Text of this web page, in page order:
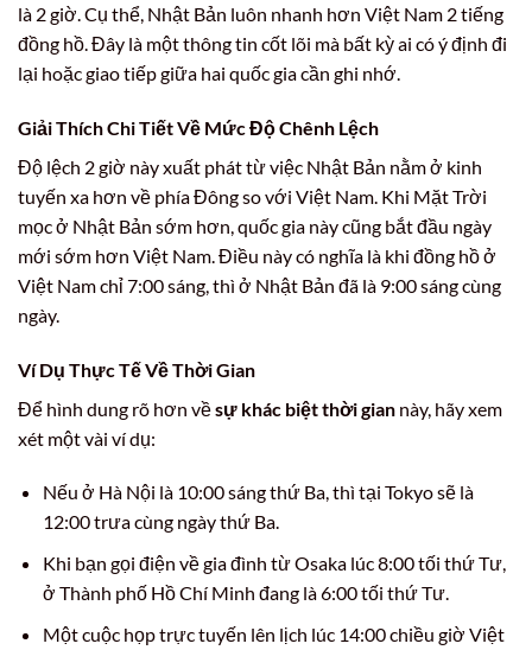
là 2 giờ. Cụ thể, Nhật Bản luôn nhanh hơn Việt Nam 2 tiếng
đồng hồ. Đây là một thông tin cốt lõi mà bất kỳ ai có ý định đi
lại hoặc giao tiếp giữa hai quốc gia cần ghi nhớ.
Giải Thích Chi Tiết Về Mức Độ Chênh Lệch
Độ lệch 2 giờ này xuất phát từ việc Nhật Bản nằm ở kinh
tuyến xa hơn về phía Đông so với Việt Nam. Khi Mặt Trời
mọc ở Nhật Bản sớm hơn, quốc gia này cũng bắt đầu ngày
mới sớm hơn Việt Nam. Điều này có nghĩa là khi đồng hồ ở
Việt Nam chỉ 7:00 sáng, thì ở Nhật Bản đã là 9:00 sáng cùng
ngày.
Ví Dụ Thực Tế Về Thời Gian
Để hình dung rõ hơn vềsự khác biệt thời gian này, hãy xem
xét một vài ví dụ:
Nếu ở Hà Nội là 10:00 sáng thứ Ba, thì tại Tokyo sẽ là
12:00 trưa cùng ngày thứ Ba.
Khi bạn gọi điện về gia đình từ Osaka lúc 8:00 tối thứ Tư,
ở Thành phố Hồ Chí Minh đang là 6:00 tối thứ Tư.
Một cuộc họp trực tuyến lên lịch lúc 14:00 chiều giờ Việt